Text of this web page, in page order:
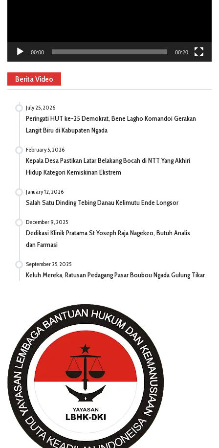
00:00 00:20
Berita Video
July 25, 2026
Peringati HUT ke-25 Demokrat, Bene Lagho Komandoi Gerakan
Langit Biru di Kabupaten Ngada
February 5, 2026
Kepala Desa Pastikan Latar Belakang Bocah di NTT Yang Akhiri
Hidup Kategori Kemiskinan Ekstrem
January 12, 2026
Salah Satu Dinding Tebing Danau Kelimutu Ende Longsor
December 9, 2025
Dedikasi Klinik Pratama St Yoseph Raja Nagekeo, Butuh Analis
dan Farmasi
September 25, 2025
Keluh Mereka, Ratusan Pedagang Pasar Boubou Ngada Gulung Tikar